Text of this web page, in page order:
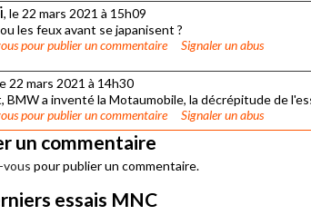
, le 22 mars 2021 à 15h09
les feux avant se japanisent ?
pour publier un commentaire Signaler un abus
22 mars 2021 à 14h30
BMW a inventé la Motaumobile, la décrépitude de
pour publier un commentaire Signaler un abus
un commentaire
pour publier un commentaire.
essais MNC